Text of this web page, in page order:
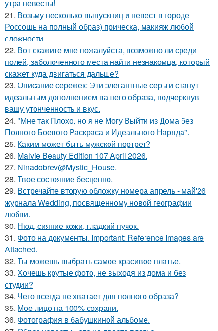
утра невесты!
21. Возьму несколько выпускниц и невест в городе
Россошь на полный образ) прическа, макияж любой
сложности.
22. Вот скажите мне пожалуйста, возможно ли среди
полей, заболоченного места найти незнакомца, который
скажет куда двигаться дальше?
23. Описание сережек: Эти элегантные серьги станут
идеальным дополнением вашего образа, подчеркнув
вашу утонченность и вкус.
24. "Мне так Плохо, но я не Могу Выйти из Дома без
Полного Боевого Раскраса и Идеального Наряда".
25. Каким может быть мужской портрет?
26. Malvie Beauty Edition 107 April 2026.
27. Ninadobrev@Mystic_House.
28. Твое состояние бесценно.
29. Встречайте вторую обложку номера апрель - май'26
журнала Wedding, посвященному новой географии
любви.
30. Нюд, сияние кожи, гладкий пучок.
31. Фото на документы. Important: Reference Images are
Attached.
32. Ты можешь выбрать самое красивое платье.
33. Хочешь крутые фото, не выходя из дома и без
студии?
34. Чего всегда не хватает для полного образа?
35. Мое лицо на 100% сохрани.
36. Фотография в бабушкиной альбоме.